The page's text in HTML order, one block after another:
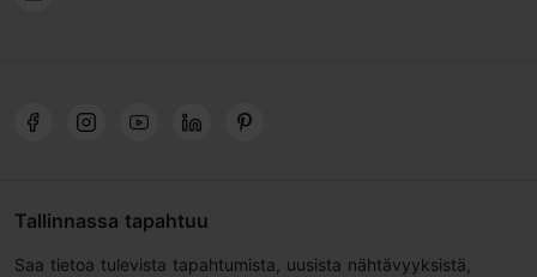
Tallinnassa tapahtuu
Saa tietoa tulevista tapahtumista, uusista nähtävyyksistä,